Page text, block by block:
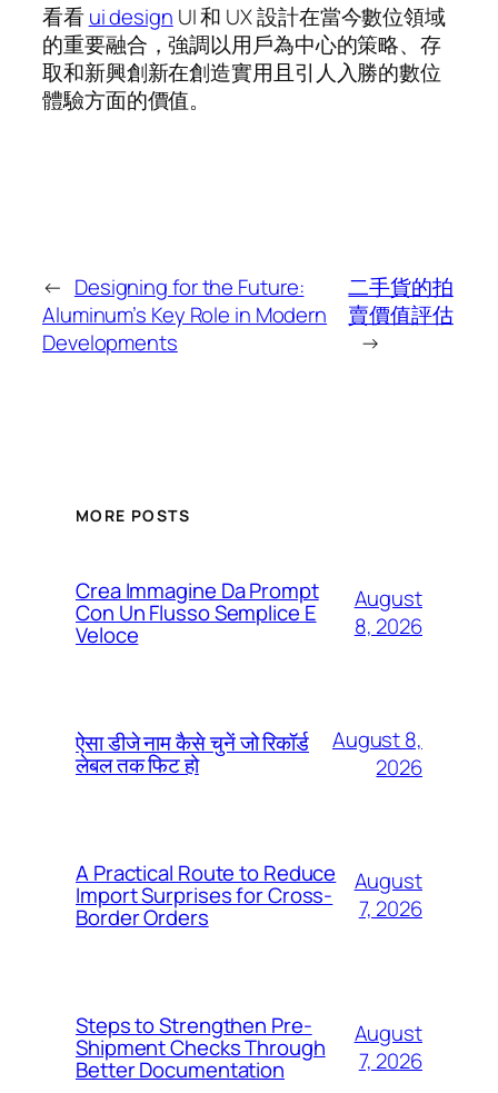
看看ui design UI 和 UX 設計在當今數位領域
的重要融合，強調以用戶為中心的策略、存
取和新興創新在創造實用且引人入勝的數位
體驗方面的價值。
← Designing for the Future:
Aluminum’s Key Role in Modern
Developments
二手貨的拍
賣價值評估
→
MORE POSTS
Crea Immagine Da Prompt
Con Un Flusso Semplice E
Veloce
August
8, 2026
ऐसा डीजे नाम कैसे चुनें जो रिकॉर्ड
लेबल तक फिट हो
August 8,
2026
A Practical Route to Reduce
Import Surprises for Cross-
Border Orders
August
7, 2026
Steps to Strengthen Pre-
Shipment Checks Through
Better Documentation
August
7, 2026